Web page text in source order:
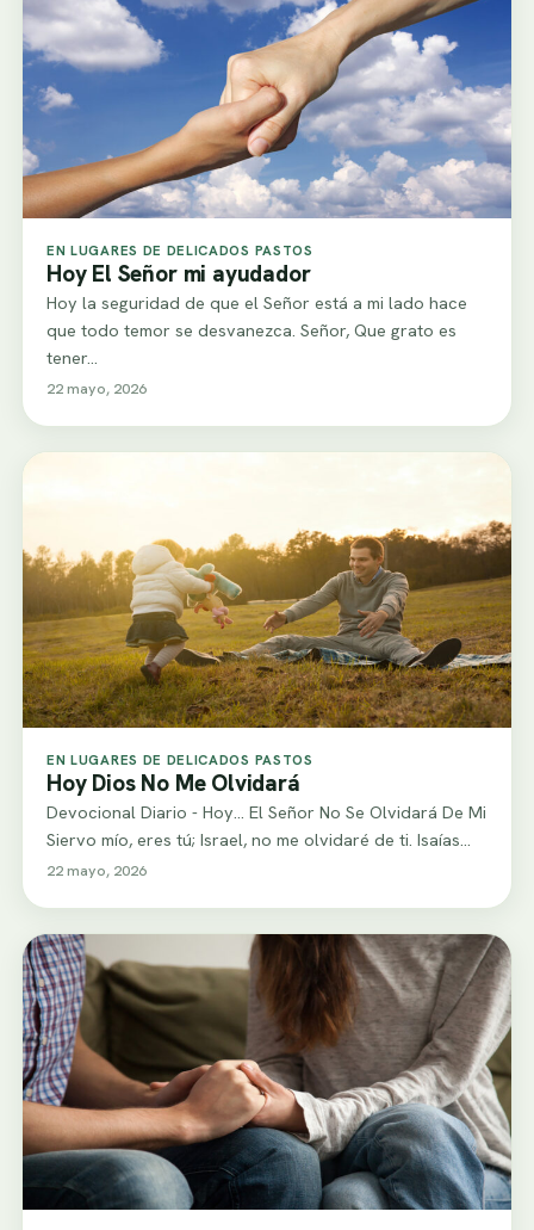
EN LUGARES DE DELICADOS PASTOS
Hoy El Señor mi ayudador
Hoy la seguridad de que el Señor está a mi lado hace
que todo temor se desvanezca. Señor, Que grato es
tener…
22 mayo, 2026
EN LUGARES DE DELICADOS PASTOS
Hoy Dios No Me Olvidará
Devocional Diario - Hoy... El Señor No Se Olvidará De Mi
Siervo mío, eres tú; Israel, no me olvidaré de ti. Isaías…
22 mayo, 2026